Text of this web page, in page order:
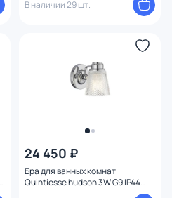
В наличии 29 шт.
24 450 ₽
Бра для ванных комнат
Quintiesse hudson 3W G9 IP44